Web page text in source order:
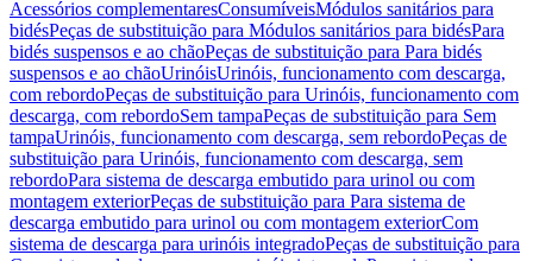
Acessórios complementaresConsumíveisMódulos sanitários para
bidésPeças de substituição para Módulos sanitários para bidésPara
bidés suspensos e ao chãoPeças de substituição para Para bidés
suspensos e ao chãoUrinóisUrinóis, funcionamento com descarga,
com rebordoPeças de substituição para Urinóis, funcionamento com
descarga, com rebordoSem tampaPeças de substituição para Sem
tampaUrinóis, funcionamento com descarga, sem rebordoPeças de
substituição para Urinóis, funcionamento com descarga, sem
rebordoPara sistema de descarga embutido para urinol ou com
montagem exteriorPeças de substituição para Para sistema de
descarga embutido para urinol ou com montagem exteriorCom
sistema de descarga para urinóis integradoPeças de substituição para